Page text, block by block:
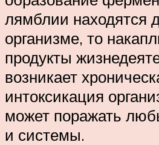
лямблии находятся
организме, то
продукты
возникает
интоксикация
может поражать
и системы.